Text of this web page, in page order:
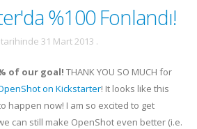
%100 Fonlandı!
tarihinde 31 Mart 2013 .
of our goal! THANK YOU SO MUCH for
on Kickstarter! It looks like this
happen now! I am so excited to get
can still make OpenShot even better (i.e.